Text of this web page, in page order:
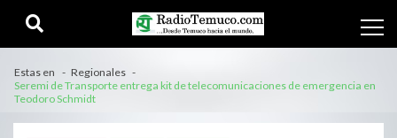
Estas en
Regionales
Seremi de Transporte entrega kit de telecomunicaciones de emergencia en
Teodoro Schmidt